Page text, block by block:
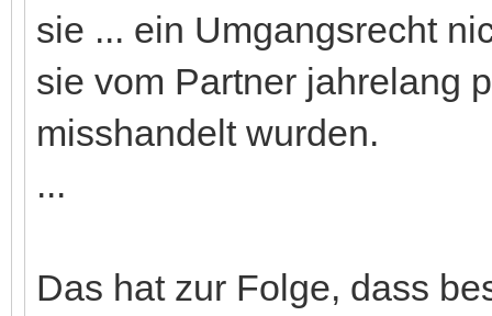
sie ... ein Umgangsrecht
sie vom Partner jahrelang
misshandelt wurden.
...
Das hat zur Folge, dass